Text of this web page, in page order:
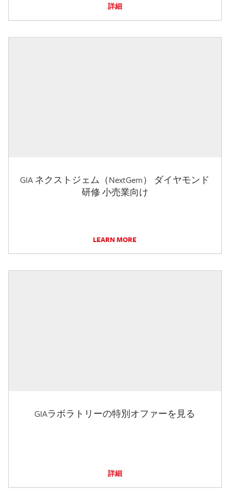
詳細
GIA ネクストジェム（NextGem） ダイヤモンド
研修 小売業向け
LEARN MORE
GIAラボラトリーの特別オファーを見る
詳細